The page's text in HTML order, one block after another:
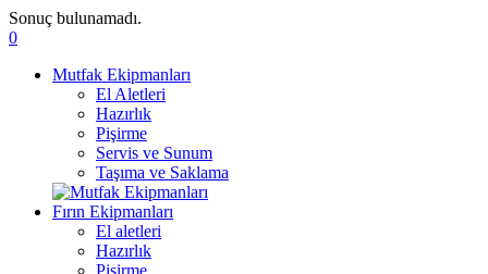
Sonuç bulunamadı.
0
Mutfak Ekipmanları
El Aletleri
Hazırlık
Pişirme
Servis ve Sunum
Taşıma ve Saklama
Fırın Ekipmanları
El aletleri
Hazırlık
Pişirme